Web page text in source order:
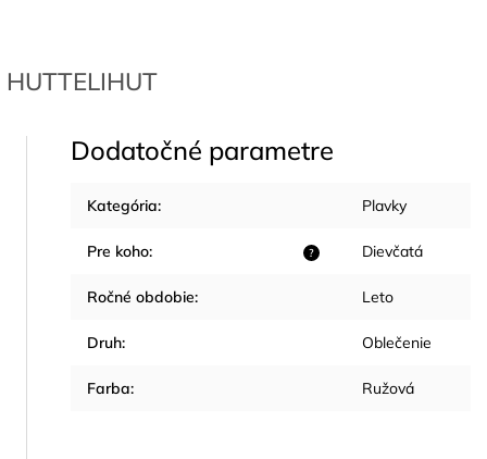
HUTTELIHUT
Dodatočné parametre
Kategória: Plavky
?
Pre koho: Dievčatá
Ročné obdobie: Leto
Druh: Oblečenie
Farba: Ružová